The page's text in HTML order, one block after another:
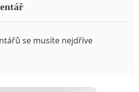
se musíte nejdříve